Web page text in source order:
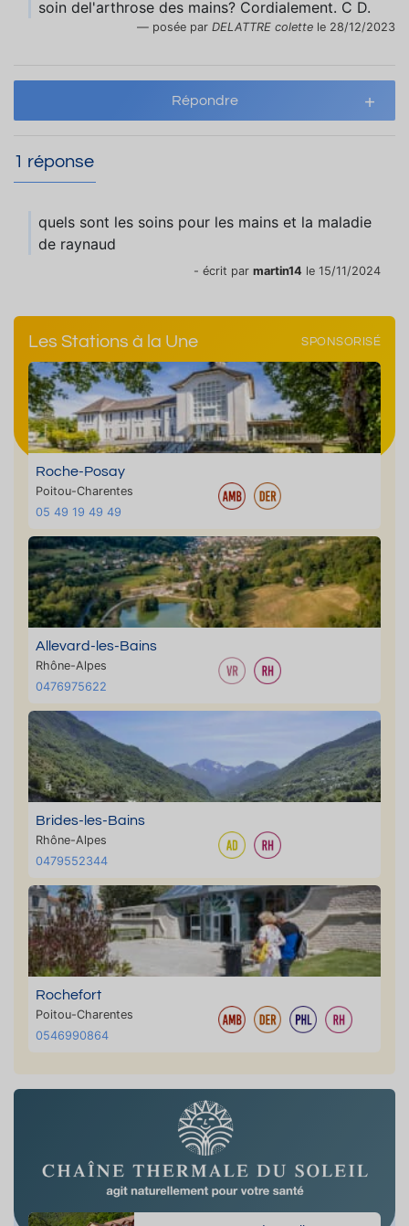
soin del'arthrose des mains? Cordialement. C D.
posée par DELATTRE colette le 28/12/2023
Répondre
1 réponse
quels sont les soins pour les mains et la maladie
de raynaud
- écrit par martin14 le 15/11/2024
Les Stations à la Une SPONSORISÉ
Roche-Posay
Poitou-Charentes
05 49 19 49 49
Allevard-les-Bains
Rhône-Alpes
0476975622
Brides-les-Bains
Rhône-Alpes
0479552344
Rochefort
Poitou-Charentes
0546990864